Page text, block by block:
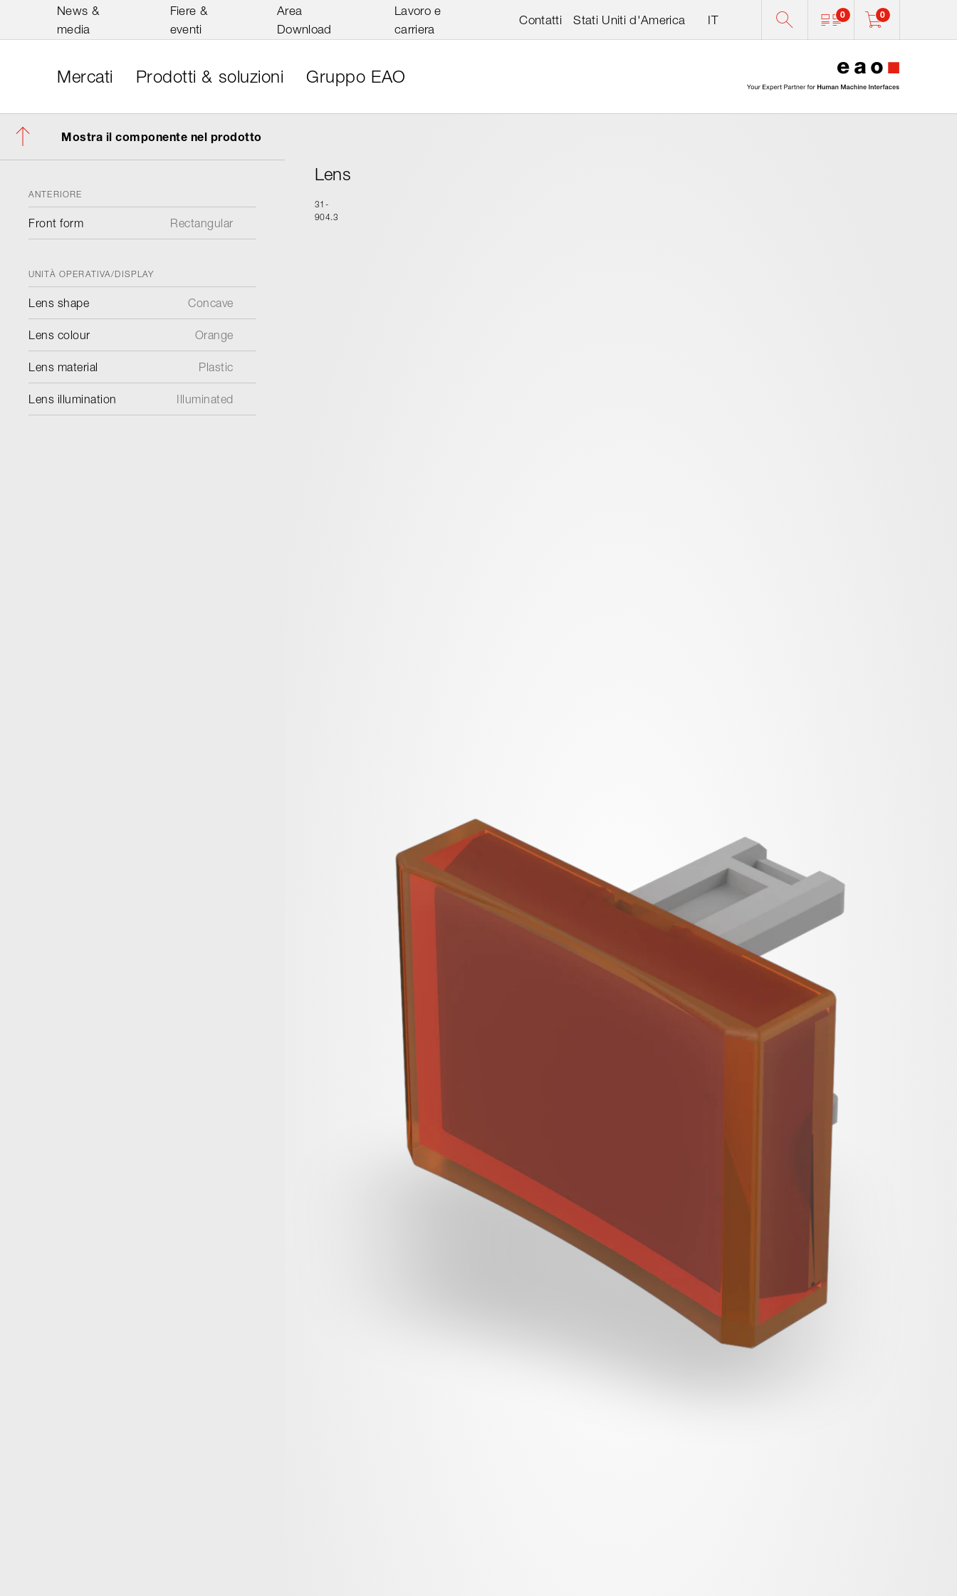
News &
media
Fiere &
eventi
Area
Download
Lavoro e
carriera
Contatti Stati Uniti d'America IT 0 0
Mercati Prodotti & soluzioni Gruppo EAO
Mostra il componente nel prodotto
ANTERIORE
Front form Rectangular
UNITÀ OPERATIVA/DISPLAY
Lens shape Concave
Lens colour Orange
Lens material Plastic
Lens illumination Illuminated
Lens
31-
904.3